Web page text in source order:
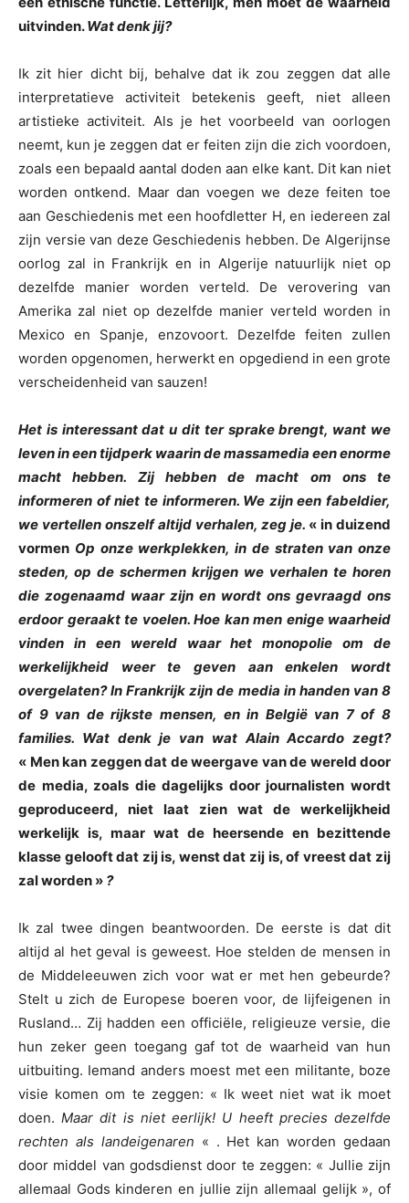
uitvinden.Wat denk jij?
Ik zit hier dicht bij, behalve dat ik zou zeggen dat alle
interpretatieve activiteit betekenis geeft, niet alleen
artistieke activiteit. Als je het voorbeeld van oorlogen
neemt, kun je zeggen dat er feiten zijn die zich voordoen,
zoals een bepaald aantal doden aan elke kant. Dit kan niet
worden ontkend. Maar dan voegen we deze feiten toe
aan Geschiedenis met een hoofdletter H, en iedereen zal
zijn versie van deze Geschiedenis hebben. De Algerijnse
oorlog zal in Frankrijk en in Algerije natuurlijk niet op
dezelfde manier worden verteld. De verovering van
Amerika zal niet op dezelfde manier verteld worden in
Mexico en Spanje, enzovoort. Dezelfde feiten zullen
worden opgenomen, herwerkt en opgediend in een grote
verscheidenheid van sauzen!
Het is interessant dat u dit ter sprake brengt, want we
leven in een tijdperk waarin de massamedia een enorme
macht hebben. Zij hebben de macht om ons te
informeren of niet te informeren. We zijn een fabeldier,
we vertellen onszelf altijd verhalen, zeg je. « in duizend
vormen Op onze werkplekken, in de straten van onze
steden, op de schermen krijgen we verhalen te horen
die zogenaamd waar zijn en wordt ons gevraagd ons
erdoor geraakt te voelen. Hoe kan men enige waarheid
vinden in een wereld waar het monopolie om de
werkelijkheid weer te geven aan enkelen wordt
overgelaten? In Frankrijk zijn de media in handen van 8
of 9 van de rijkste mensen, en in België van 7 of 8
families. Wat denk je van wat Alain Accardo zegt?
« Men kan zeggen dat de weergave van de wereld door
de media, zoals die dagelijks door journalisten wordt
geproduceerd, niet laat zien wat de werkelijkheid
werkelijk is, maar wat de heersende en bezittende
klasse gelooft dat zij is, wenst dat zij is, of vreest dat zij
zal worden » ?
Ik zal twee dingen beantwoorden. De eerste is dat dit
altijd al het geval is geweest. Hoe stelden de mensen in
de Middeleeuwen zich voor wat er met hen gebeurde?
Stelt u zich de Europese boeren voor, de lijfeigenen in
Rusland… Zij hadden een officiële, religieuze versie, die
hun zeker geen toegang gaf tot de waarheid van hun
uitbuiting. Iemand anders moest met een militante, boze
visie komen om te zeggen: « Ik weet niet wat ik moet
doen.Maar dit is niet eerlijk! U heeft precies dezelfde
rechten als landeigenaren « . Het kan worden gedaan
door middel van godsdienst door te zeggen: « Jullie zijn
allemaal Gods kinderen en jullie zijn allemaal gelijk », of